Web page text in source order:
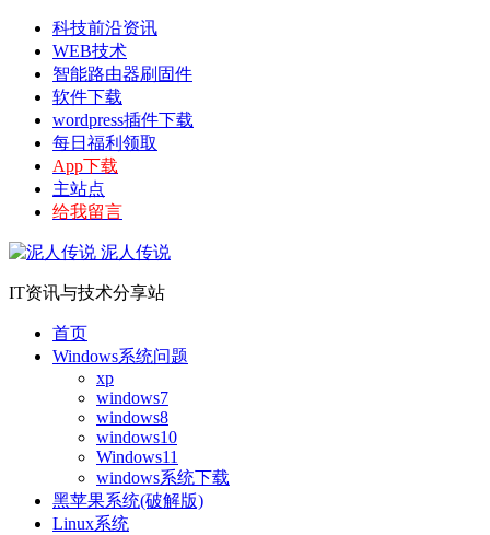
科技前沿资讯
WEB技术
智能路由器刷固件
软件下载
wordpress插件下载
每日福利领取
App下载
主站点
给我留言
泥人传说
IT资讯与技术分享站
首页
Windows系统问题
xp
windows7
windows8
windows10
Windows11
windows系统下载
黑苹果系统(破解版)
Linux系统